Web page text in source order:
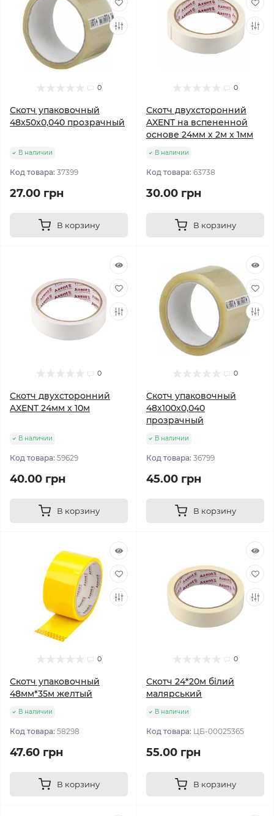
0
Скотч упаковочный
48х50х0,040 прозрачный
В наличии
Код товара: 37399
27.00 грн
В корзину
0
Скотч двухсторонний
AXENT на вспененной
основе 24мм х 2м х 1мм
В наличии
Код товара: 63738
30.00 грн
В корзину
0
Скотч двухсторонний
AXENT 24мм х 10м
В наличии
Код товара: 59629
40.00 грн
В корзину
0
Скотч упаковочный
48х100х0,040
прозрачный
В наличии
Код товара: 36799
45.00 грн
В корзину
0
Скотч упаковочный
48мм*35м желтый
В наличии
Код товара: 58298
47.60 грн
В корзину
0
Скотч 24*20м білий
малярський
В наличии
Код товара: ЦБ-00025365
55.00 грн
В корзину